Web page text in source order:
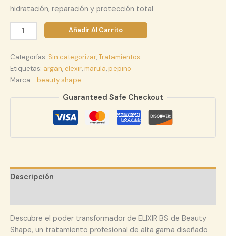
hidratación, reparación y protección total
Añadir Al Carrito
Categorías: Sin categorizar,Tratamientos
Etiquetas: argan, elexir,marula,pepino
Marca: -beauty shape
Guaranteed Safe Checkout
Descripción
Descubre el poder transformador de ELIXIR BS de Beauty
Shape, un tratamiento profesional de alta gama diseñado